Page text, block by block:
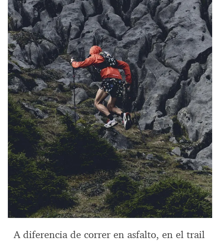
A diferencia de correr en asfalto, en el trail